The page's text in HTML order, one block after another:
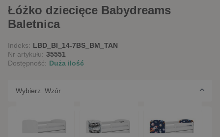
Łóżko dziecięce Babydreams
Baletnica
Indeks: LBD_BI_14-7BS_BM_TAN
Nr artykułu: 35551
Dostępność: Duża ilość
Wybierz Wzór